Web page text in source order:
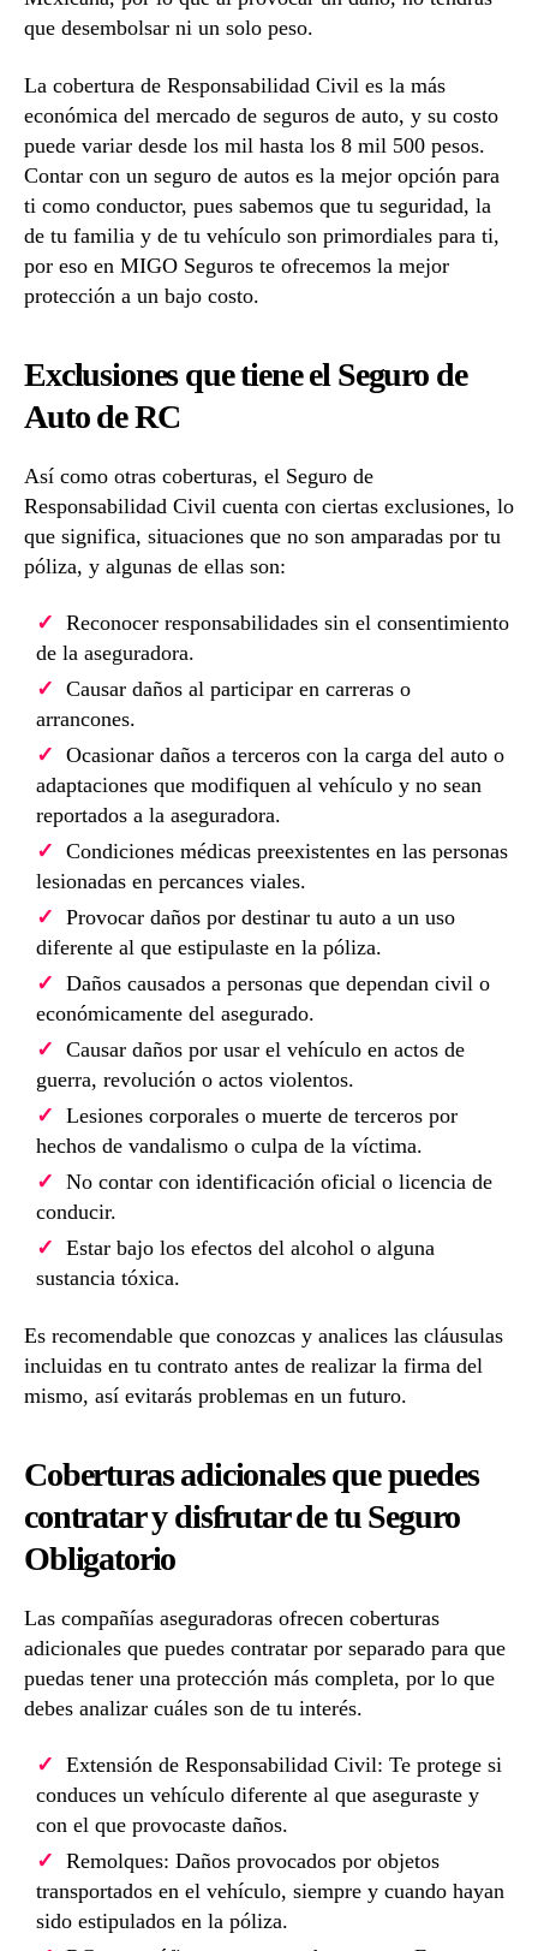
que desembolsar ni un solo peso.
La cobertura de Responsabilidad Civil es la más
económica del mercado de seguros de auto, y su costo
puede variar desde los mil hasta los 8 mil 500 pesos.
Contar con un seguro de autos es la mejor opción para
ti como conductor, pues sabemos que tu seguridad, la
de tu familia y de tu vehículo son primordiales para ti,
por eso en MIGO Seguros te ofrecemos la mejor
protección a un bajo costo.
Exclusiones que tiene el Seguro de
Auto de RC
Así como otras coberturas, el Seguro de
Responsabilidad Civil cuenta con ciertas exclusiones, lo
que significa, situaciones que no son amparadas por tu
póliza, y algunas de ellas son:
Reconocer responsabilidades sin el consentimiento
de la aseguradora.
Causar daños al participar en carreras o
arrancones.
Ocasionar daños a terceros con la carga del auto o
adaptaciones que modifiquen al vehículo y no sean
reportados a la aseguradora.
Condiciones médicas preexistentes en las personas
lesionadas en percances viales.
Provocar daños por destinar tu auto a un uso
diferente al que estipulaste en la póliza.
Daños causados a personas que dependan civil o
económicamente del asegurado.
Causar daños por usar el vehículo en actos de
guerra, revolución o actos violentos.
Lesiones corporales o muerte de terceros por
hechos de vandalismo o culpa de la víctima.
No contar con identificación oficial o licencia de
conducir.
Estar bajo los efectos del alcohol o alguna
sustancia tóxica.
Es recomendable que conozcas y analices las cláusulas
incluidas en tu contrato antes de realizar la firma del
mismo, así evitarás problemas en un futuro.
Coberturas adicionales que puedes
contratar y disfrutar de tu Seguro
Obligatorio
Las compañías aseguradoras ofrecen coberturas
adicionales que puedes contratar por separado para que
puedas tener una protección más completa, por lo que
debes analizar cuáles son de tu interés.
Extensión de Responsabilidad Civil: Te protege si
conduces un vehículo diferente al que aseguraste y
con el que provocaste daños.
Remolques: Daños provocados por objetos
transportados en el vehículo, siempre y cuando hayan
sido estipulados en la póliza.